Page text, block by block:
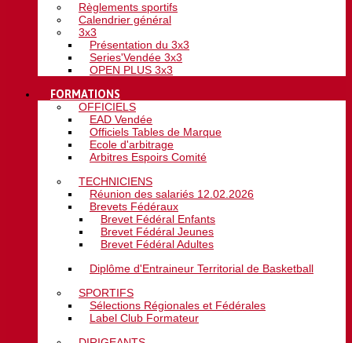
Règlements sportifs
Calendrier général
3x3
Présentation du 3x3
Series'Vendée 3x3
OPEN PLUS 3x3
FORMATIONS
OFFICIELS
EAD Vendée
Officiels Tables de Marque
Ecole d'arbitrage
Arbitres Espoirs Comité
TECHNICIENS
Réunion des salariés 12.02.2026
Brevets Fédéraux
Brevet Fédéral Enfants
Brevet Fédéral Jeunes
Brevet Fédéral Adultes
Diplôme d'Entraineur Territorial de Basketball
SPORTIFS
Sélections Régionales et Fédérales
Label Club Formateur